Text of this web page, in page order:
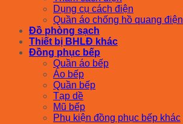
Dụng cụ cách điện
Quần áo chống hồ quang điện
Đồ phòng sạch
Thiết bị BHLĐ khác
Đồng phục bếp
Quần áo bếp
Áo bếp
Quần bếp
Tạp dề
Mũ bếp
Phụ kiện đồng phục bếp khác